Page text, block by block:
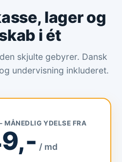
lager og
i ét
skjulte gebyrer. Dansk
undervisning inkluderet.
YDELSE FRA
/ md